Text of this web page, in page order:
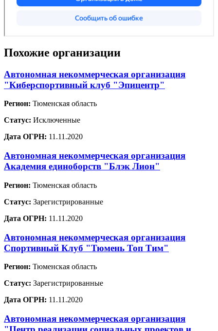
Похожие организации
Автономная некоммерческая организация
"Киберспортивный клуб "Эпицентр"
Регион: Тюменская область
Статус: Исключенные
Дата ОГРН: 11.11.2020
Автономная некоммерческая организация
Академия единоборств "Блэк Лион"
Регион: Тюменская область
Статус: Зарегистрированные
Дата ОГРН: 11.11.2020
Автономная некоммерческая организация
Спортивный Клуб "Тюмень Топ Тим"
Регион: Тюменская область
Статус: Зарегистрированные
Дата ОГРН: 11.11.2020
Автономная некоммерческая организация